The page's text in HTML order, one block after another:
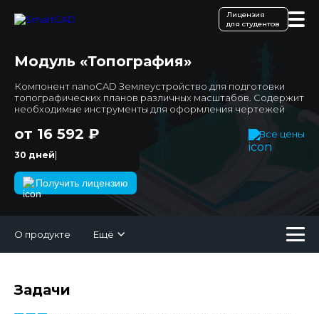
Лицензия
для студентов
Модуль «Топография»
Компонент nanoCAD Землеустройство для подготовки
топографических планов различных масштабов. Содержит
необходимые инструменты для оформления чертежей
от 16 592 ₽ Все цены
30 дней тестиров
Получить лицензию
О продукте Ещё
Задачи